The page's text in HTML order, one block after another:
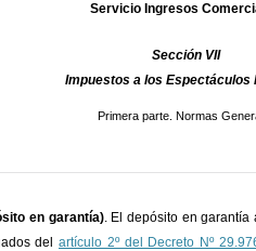
Servicio Ingresos
Sección VII
Impuestos a los Espectáculos
Primera parte. Normas
en garantía). El depósito en
del artículo 2º del Decreto Nº